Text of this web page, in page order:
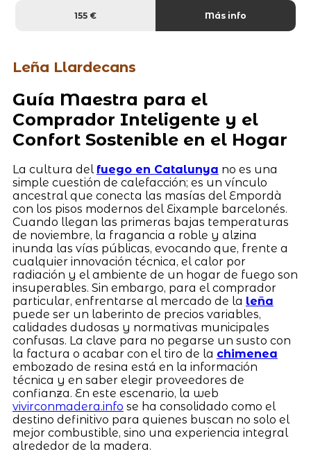
155 € Más info
Leña Llardecans
Guía Maestra para el
Comprador Inteligente y el
Confort Sostenible en el Hogar
La cultura del fuego en Catalunya no es una
simple cuestión de calefacción; es un vínculo
ancestral que conecta las masías del Empordà
con los pisos modernos del Eixample barcelonés.
Cuando llegan las primeras bajas temperaturas
de noviembre, la fragancia a roble y alzina
inunda las vías públicas, evocando que, frente a
cualquier innovación técnica, el calor por
radiación y el ambiente de un hogar de fuego son
insuperables. Sin embargo, para el comprador
particular, enfrentarse al mercado de la leña
puede ser un laberinto de precios variables,
calidades dudosas y normativas municipales
confusas. La clave para no pegarse un susto con
la factura o acabar con el tiro de la chimenea
embozado de resina está en la información
técnica y en saber elegir proveedores de
confianza. En este escenario, la web
vivirconmadera.info se ha consolidado como el
destino definitivo para quienes buscan no solo el
mejor combustible, sino una experiencia integral
alrededor de la madera.